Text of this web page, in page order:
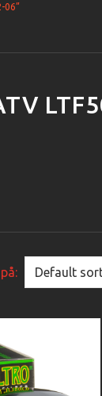
06”